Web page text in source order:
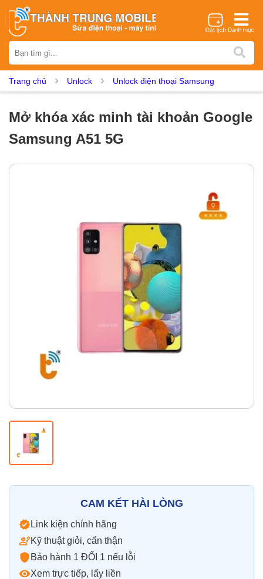
iPhone Samsung Oppo Xiaomi Realme Vivo
Nokia Google Pixel OnePlus
Thay màn hình
Thay loa Thay kính lưng Thay vỏ Thay chân sạc
Màn hình iPhone Màn hình Samsung
Màn hình Xiaomi Màn hình Realme
Màn hình Google Pixel
Pin Samsumg Pin Oppo
Trang chủ Unlock Unlock điện thoại Samsung
Mở khóa xác minh tài khoản Google
Samsung A51 5G
CAM KẾT HÀI LÒNG
Link kiện chính hãng
Kỹ thuật giỏi, cẩn thận
Bảo hành 1 ĐỔI 1 nếu lỗi
Xem trực tiếp, lấy liền